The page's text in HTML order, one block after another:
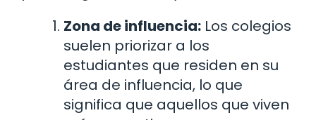
Zona de influencia: Los colegios
suelen priorizar a los
estudiantes que residen en su
área de influencia, lo que
significa que aquellos que viven